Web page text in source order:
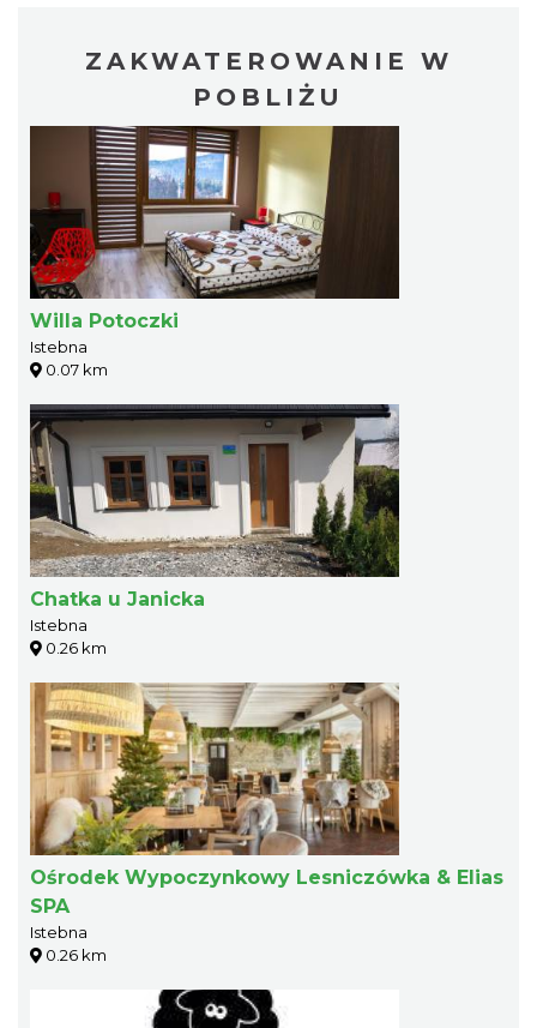
ZAKWATEROWANIE W
POBLIŻU
Willa Potoczki
Istebna
0.07 km
Chatka u Janicka
Istebna
0.26 km
Ośrodek Wypoczynkowy Lesniczówka & Elias
SPA
Istebna
0.26 km